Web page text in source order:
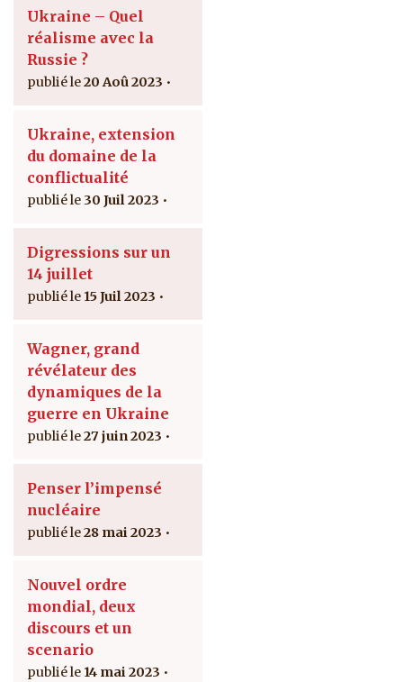
Ukraine – Quel
réalisme avec la
Russie ?
20 Aoû 2023
Ukraine, extension
du domaine de la
conflictualité
30 Juil 2023
Digressions sur un
14 juillet
15 Juil 2023
Wagner, grand
révélateur des
dynamiques de la
guerre en Ukraine
27 juin 2023
Penser l’impensé
nucléaire
28 mai 2023
Nouvel ordre
mondial, deux
discours et un
scenario
14 mai 2023